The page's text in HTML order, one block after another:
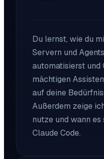
Du lernst, wie du
Servern und
automatisierst und
mächtigen
auf deine
Außerdem zeige
nutze und wann
Claude Code.